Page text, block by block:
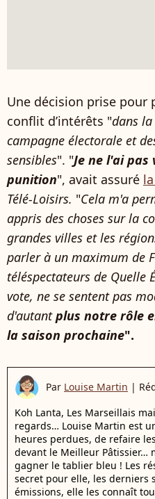
Une décision prise pour
conflit d’intérêts "dans
campagne électorale et
sensibles". "Je ne l'ai pas
punition", avait assuré
Télé-Loisirs. "Cela m'a
appris des choses sur la
grandes villes et les
parler à un maximum de
téléspectateurs de Quelle
vote, ne se sentent pas
d'autantplus notre rôle
la saison prochaine".
Par Louise Martin |
Koh Lanta, Les Marseillais
regards… Louise Martin est
heures perdues, de refaire
devant le Meilleur Pâtissier…
gagner le tablier bleu ! Les
secret pour elle, les derniers
émissions, elle les connaît